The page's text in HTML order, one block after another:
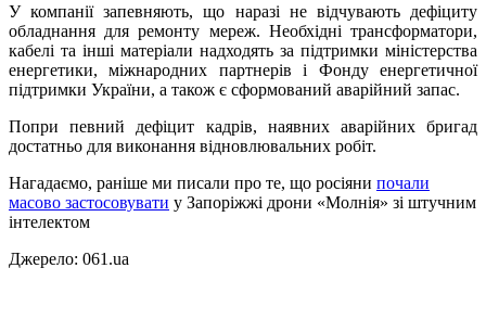
У компанії запевняють, що наразі не відчувають дефіциту
обладнання для ремонту мереж. Необхідні трансформатори,
кабелі та інші матеріали надходять за підтримки міністерства
енергетики, міжнародних партнерів і Фонду енергетичної
підтримки України, а також є сформований аварійний запас.
Попри певний дефіцит кадрів, наявних аварійних бригад
достатньо для виконання відновлювальних робіт.
Нагадаємо, раніше ми писали про те, що росіяни почали
масово застосовувати у Запоріжжі дрони «Молнія» зі штучним
інтелектом
Джерело: 061.ua